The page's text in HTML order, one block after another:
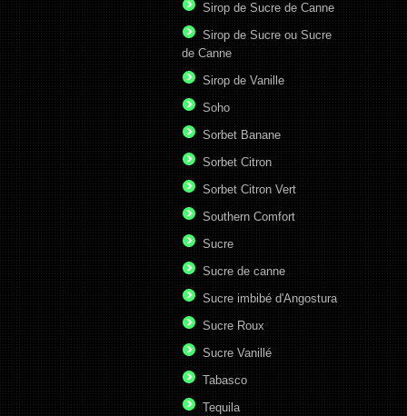
Sirop de Sucre de Canne
Sirop de Sucre ou Sucre
de Canne
Sirop de Vanille
Soho
Sorbet Banane
Sorbet Citron
Sorbet Citron Vert
Southern Comfort
Sucre
Sucre de canne
Sucre imbibé d'Angostura
Sucre Roux
Sucre Vanillé
Tabasco
Tequila